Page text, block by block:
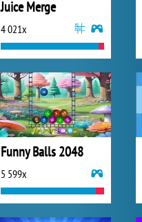
Juice Merge
4 021x
Funny Balls 2048
5 599x